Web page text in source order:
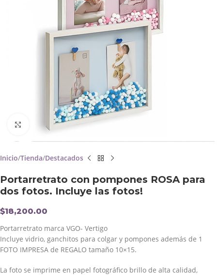
Click to enlarge
Inicio Tienda Destacados
Portarretrato con pompones ROSA para
dos fotos. Incluye las fotos!
$18,200.00
Portarretrato marca VGO- Vertigo
Incluye vidrio, ganchitos para colgar y pompones además de 1
FOTO IMPRESA de REGALO tamaño 10×15.
La foto se imprime en papel fotográfico brillo de alta calidad,